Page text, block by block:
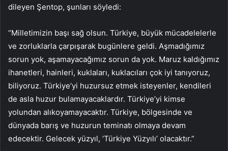
dileyen Şentop, şunları söyledi:
“Milletimizin başı sağ olsun. Türkiye, büyük mücadelelerle
ve zorluklarla çarpışarak bugünlere geldi. Aşmadığımız
sorun yok, aşamayacağımız sorun da yok. Maruz kaldığımız
ihanetleri, hainleri, kuklaları, kuklacıları çok iyi tanıyoruz,
biliyoruz. Türkiye’yi huzursuz etmek isteyenler, kendileri
de asla huzur bulamayacaklardır. Türkiye’yi kimse
yolundan alıkoyamayacaktır. Türkiye, bölgesinde ve
dünyada barış ve huzurun teminatı olmaya devam
edecektir. Gelecek yüzyıl, ‘Türkiye Yüzyılı’ olacaktır.”